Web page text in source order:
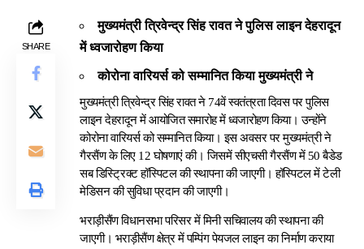
SHARE
मुख्यमंत्री त्रिवेन्द्र सिंह रावत ने पुलिस लाइन देहरादून
में ध्वजारोहण किया
कोरोना वारियर्स को सम्मानित किया मुख्यमंत्री ने
मुख्यमंत्री त्रिवेन्द्र सिंह रावत ने 74वें स्वतंत्रता दिवस पर पुलिस
लाइन देहरादून में आयोजित समारोह में ध्वजारोहण किया। उन्होंने
कोरोना वारियर्स को सम्मानित किया। इस अवसर पर मुख्यमंत्री ने
गैरसैंण के लिए 12 घोषणाएं की। जिसमें सीएचसी गैरसैंण में 50 बैडेड
सब डिस्ट्रिक्ट हॉस्पिटल की स्थापना की जाएगी। हॉस्पिटल में टेली
मेडिसन की सुविधा प्रदान की जाएगी।
भराड़ीसैंण विधानसभा परिसर में मिनी सचिवालय की स्थापना की
जाएगी। भराड़ीसैंण क्षेत्र में पम्पिंग पेयजल लाइन का निर्माण कराया